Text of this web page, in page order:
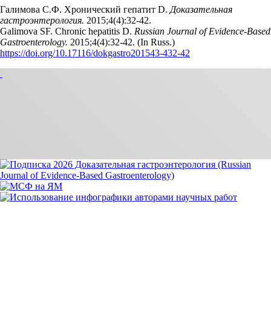
Галимова С.Ф. Хронический гепатит D. Доказательная
гастроэнтерология. 2015;4(4):32‑42.
Galimova SF. Chronic hepatitis D. Russian Journal of Evidence-Based
Gastroenterology. 2015;4(4):32‑42. (In Russ.)
https://doi.org/10.17116/dokgastro201543-432-42